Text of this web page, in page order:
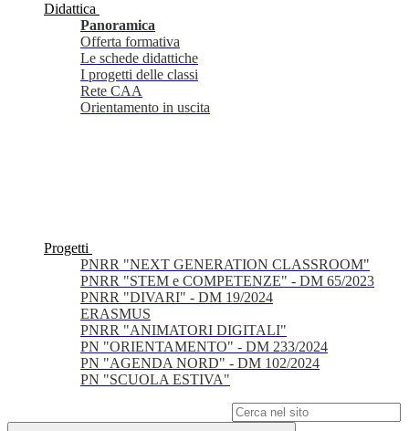
Didattica
Panoramica
Offerta formativa
Le schede didattiche
I progetti delle classi
Rete CAA
Orientamento in uscita
Progetti
PNRR "NEXT GENERATION CLASSROOM"
PNRR "STEM e COMPETENZE" - DM 65/2023
PNRR "DIVARI" - DM 19/2024
ERASMUS
PNRR "ANIMATORI DIGITALI"
PN "ORIENTAMENTO" - DM 233/2024
PN "AGENDA NORD" - DM 102/2024
PN "SCUOLA ESTIVA"